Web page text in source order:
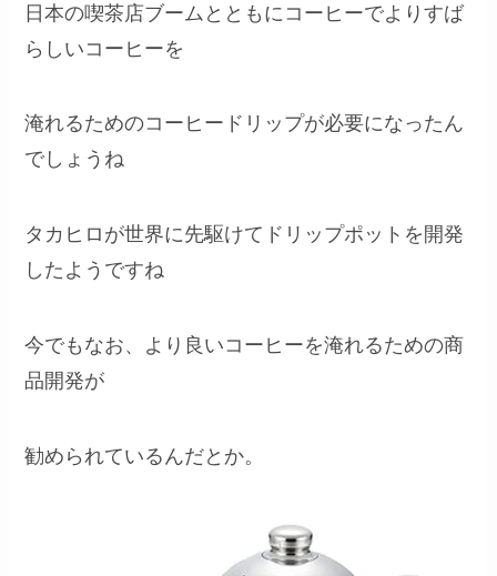
日本の喫茶店ブームとともにコーヒーでよりすば
らしいコーヒーを
淹れるためのコーヒードリップが必要になったん
でしょうね
タカヒロが世界に先駆けてドリップポットを開発
したようですね
今でもなお、より良いコーヒーを淹れるための商
品開発が
勧められているんだとか。